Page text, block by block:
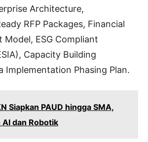
Architecture,
RFP Packages, Financial
Model, ESG Compliant
Capacity Building
Implementation Phasing Plan.
Siapkan PAUD hingga SMA,
dan Robotik